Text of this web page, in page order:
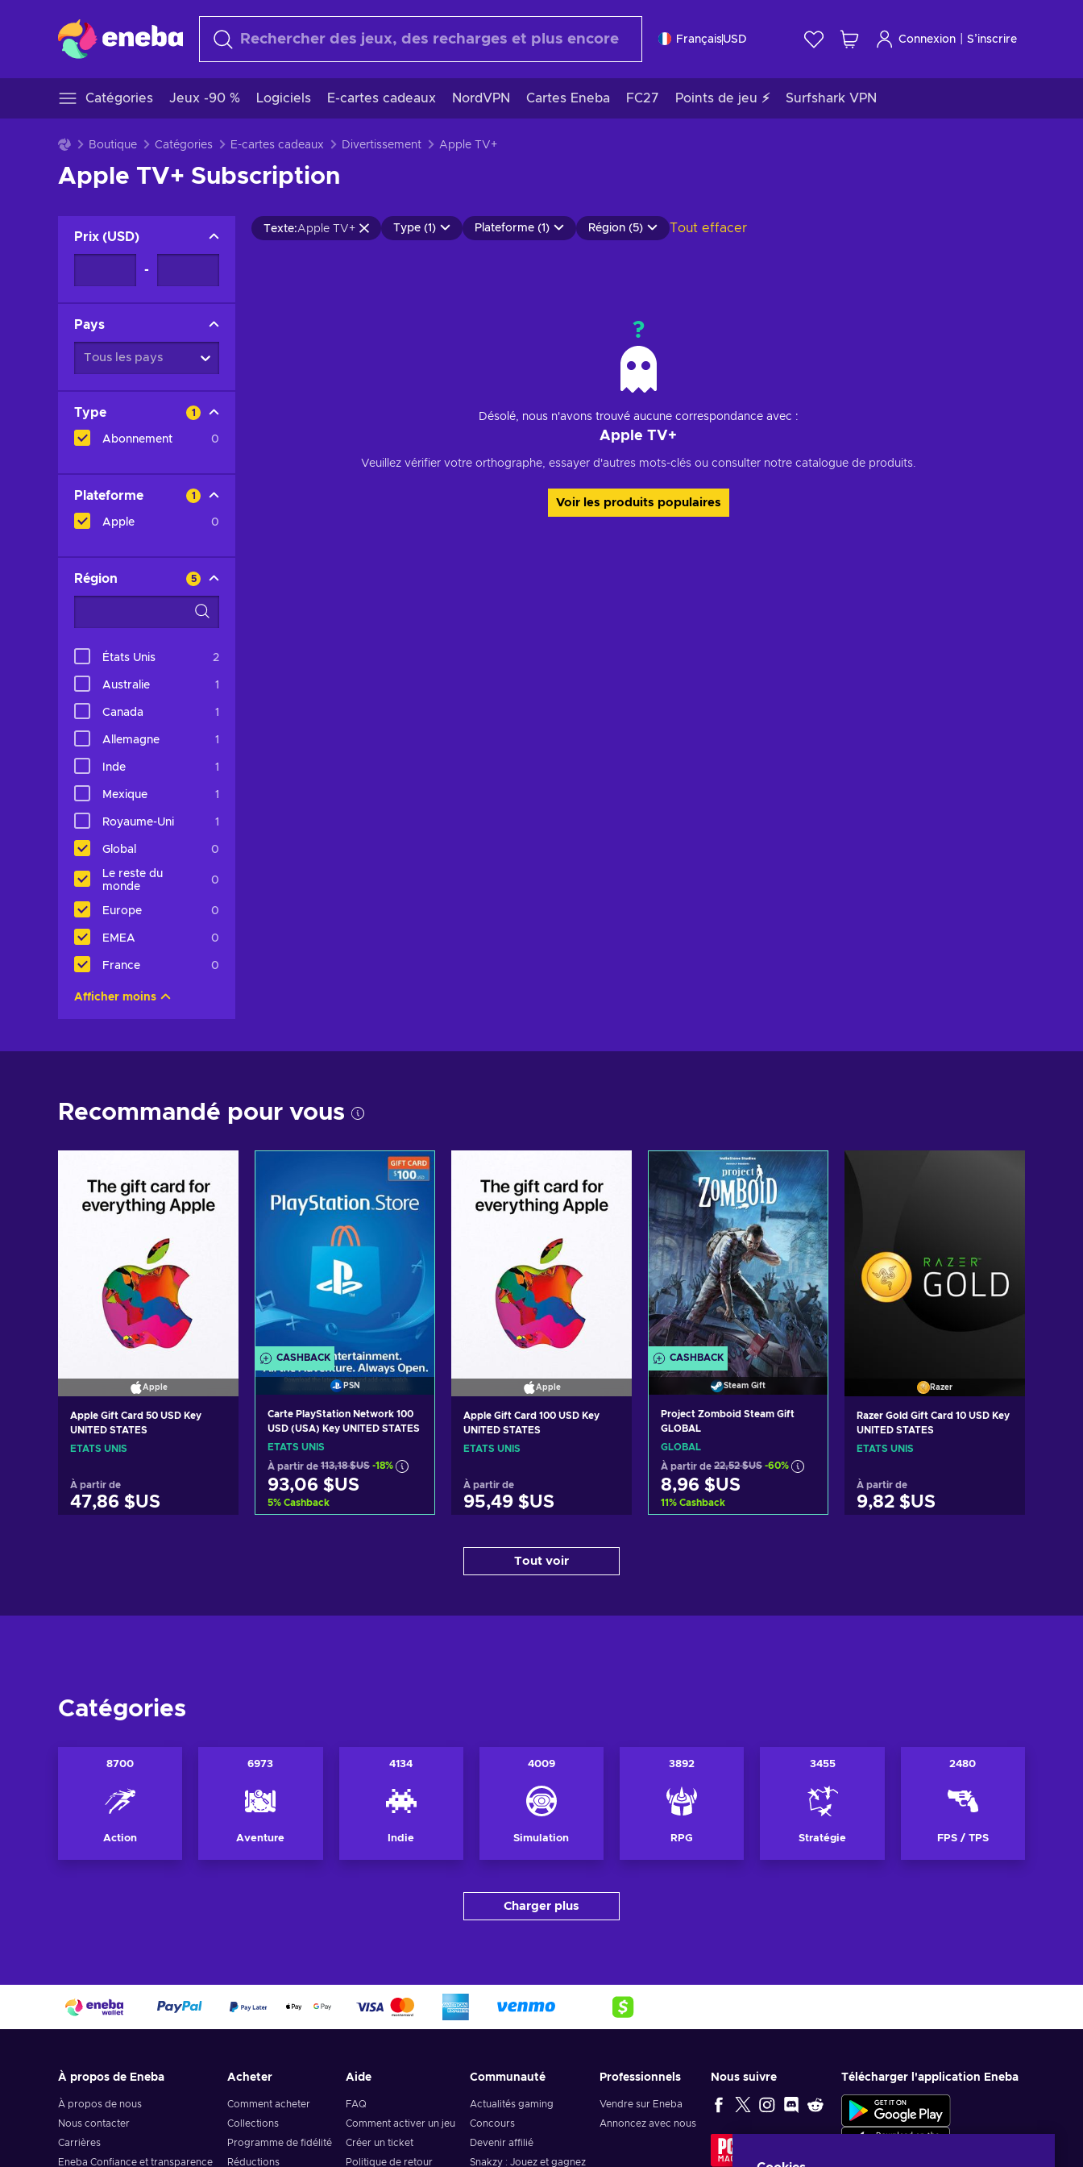
FrançaisUSD Connexion S’inscrire
Catégories Jeux -90 % Logiciels E-cartes cadeaux NordVPN Cartes Eneba FC27 Points de jeu ⚡ Surfshark VPN
Boutique Catégories E-cartes cadeaux Divertissement Apple TV+
Apple TV+ Subscription
Prix (USD)
-
Pays
Tous les pays
Type 1
Abonnement 0
Plateforme 1
Apple 0
Région 5
États Unis 2
Australie 1
Canada 1
Allemagne 1
Inde 1
Mexique 1
Royaume-Uni 1
Global 0
Le reste du
monde
0
Europe 0
EMEA 0
France 0
Afficher moins
Texte:Apple TV+ Type (1) Plateforme (1) Région (5) Tout effacer
?
Désolé, nous n'avons trouvé aucune correspondance avec :
Apple TV+
Veuillez vérifier votre orthographe, essayer d'autres mots-clés ou consulter notre catalogue de produits.
Voir les produits populaires
Recommandé pour vous
Apple
Apple Gift Card 50 USD Key
UNITED STATES
ÉTATS UNIS
À partir de
47,86 $US
CASHBACK
PSN
Carte PlayStation Network 100
USD (USA) Key UNITED STATES
ÉTATS UNIS
À partir de 113,18 $US -18%
93,06 $US
5% Cashback
Apple
Apple Gift Card 100 USD Key
UNITED STATES
ÉTATS UNIS
À partir de
95,49 $US
Voir les offres
CASHBACK
Steam Gift
Project Zomboid Steam Gift
GLOBAL
GLOBAL
À partir de 22,52 $US -60%
8,96 $US
11% Cashback
Razer
Razer Gold Gift Card 10 USD Key
UNITED STATES
ÉTATS UNIS
À partir de
9,82 $US
Tout voir
Catégories
8700
Action
6973
Aventure
4134
Indie
4009
Simulation
3892
RPG
3455
Stratégie
2480
FPS / TPS
Charger plus
À propos de Eneba
À propos de nous
Nous contacter
Carrières
Eneba Confiance et transparence
Acheter
Comment acheter
Collections
Programme de fidélité
Réductions
Aide
FAQ
Comment activer un jeu
Créer un ticket
Politique de retour
Communauté
Actualités gaming
Concours
Devenir affilié
Snakzy : Jouez et gagnez
Professionnels
Vendre sur Eneba
Annoncez avec nous
Nous suivre Télécharger l'application Eneba